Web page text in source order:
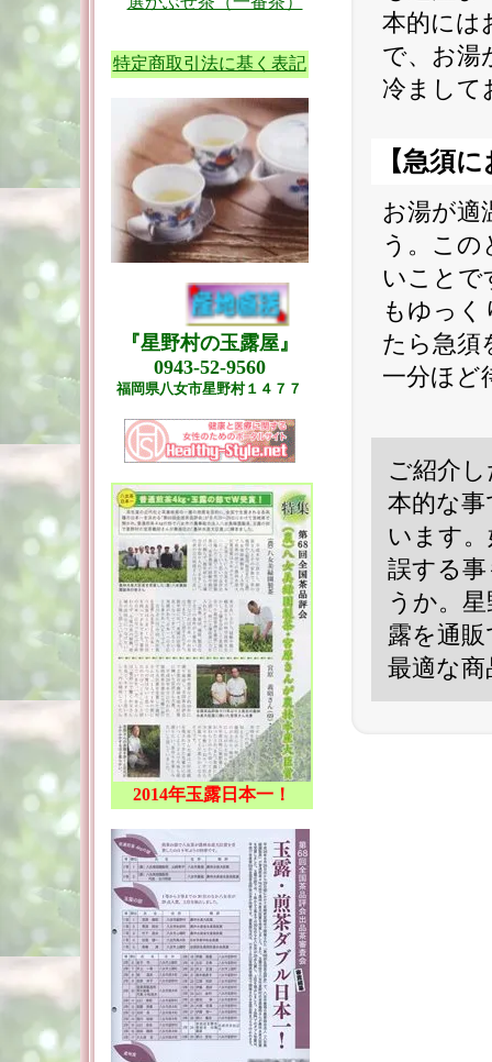
特定商取引法に基く表記
『星野村の玉露屋』
0943-52-9560
福岡県八女市星野村１４７７
2014年玉露日本一！
本的には
で、お湯
冷まして
【急須
お湯が適
う。こ
いことで
もゆっ
たら急須
一分ほど
ご紹介
本的な
います
誤する
うか。
露を通
最適な